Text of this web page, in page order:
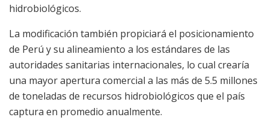
hidrobiológicos.
La modificación también propiciará el posicionamiento
de Perú y su alineamiento a los estándares de las
autoridades sanitarias internacionales, lo cual crearía
una mayor apertura comercial a las más de 5.5 millones
de toneladas de recursos hidrobiológicos que el país
captura en promedio anualmente.